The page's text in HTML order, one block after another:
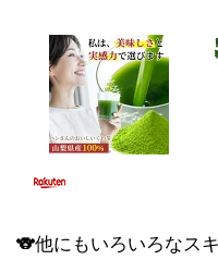
🐨他にもいろいろなス